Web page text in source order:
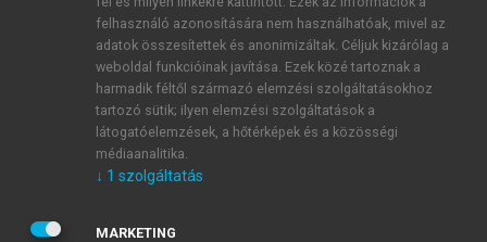
1 óra díjmentes hozzáférés
E-MAIL-CÍM
JELSZÓ
felhasználó azonosítására nem használhatóak, mivel az
adatok összesítettek és anonimizáltak. Céljuk kizárólag a
weboldal funkcióinak javítása. Ezek közé tartoznak a
harmadik féltől származó elemzési szolgáltatásokhoz
tartozó sütik; ilyen elemzési szolgáltatások a
látogatóelemzések, a hőtérképek és a közösségi
médiaanalitika.
↓ 1 szolgáltatás
MARKETING